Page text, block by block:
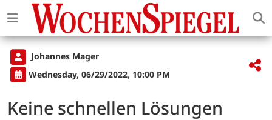
Johannes Mager
Wednesday, 06/29/2022, 10:00 PM
Keine schnellen Lösungen